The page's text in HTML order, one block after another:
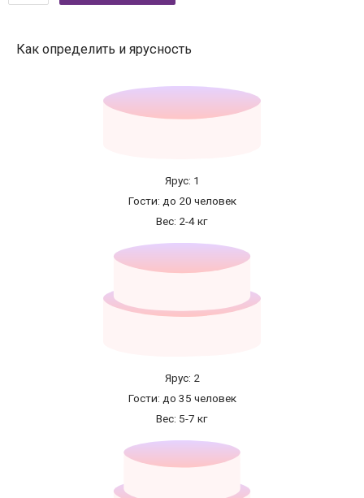
Как определить и ярусность
Ярус: 1
Гости: до 20 человек
Вес: 2-4 кг
Ярус: 2
Гости: до 35 человек
Вес: 5-7 кг